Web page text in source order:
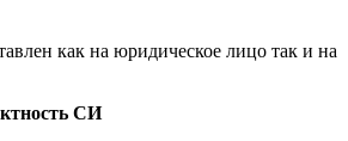
как на юридическое лицо так и на
СИ